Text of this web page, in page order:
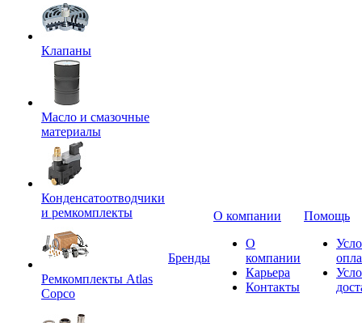
Клапаны
Масло и смазочные
материалы
Конденсатоотводчики
и ремкомплекты
Ремкомплекты Atlas
Copco
Бренды
О компании
О
компании
Карьера
Контакты
Помощь